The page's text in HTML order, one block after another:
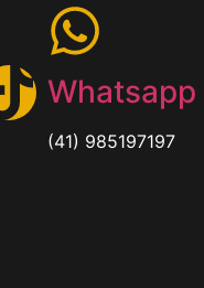
Whatsapp
(41) 985197197